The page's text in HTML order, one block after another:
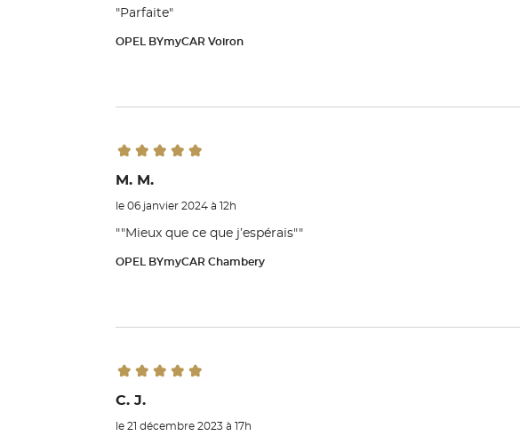
"Parfaite"
OPEL BYmyCAR Voiron
M. M.
le 06 janvier 2024 à 12h
""Mieux que ce que j’espérais""
OPEL BYmyCAR Chambery
C. J.
le 21 décembre 2023 à 17h